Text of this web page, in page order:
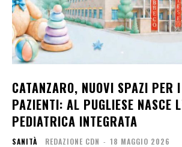
CATANZARO, NUOVI SPAZI PER
PAZIENTI: AL PUGLIESE NASCE
PEDIATRICA INTEGRATA
SANITÀ REDAZIONE CDN - 18 MAGGIO 2026